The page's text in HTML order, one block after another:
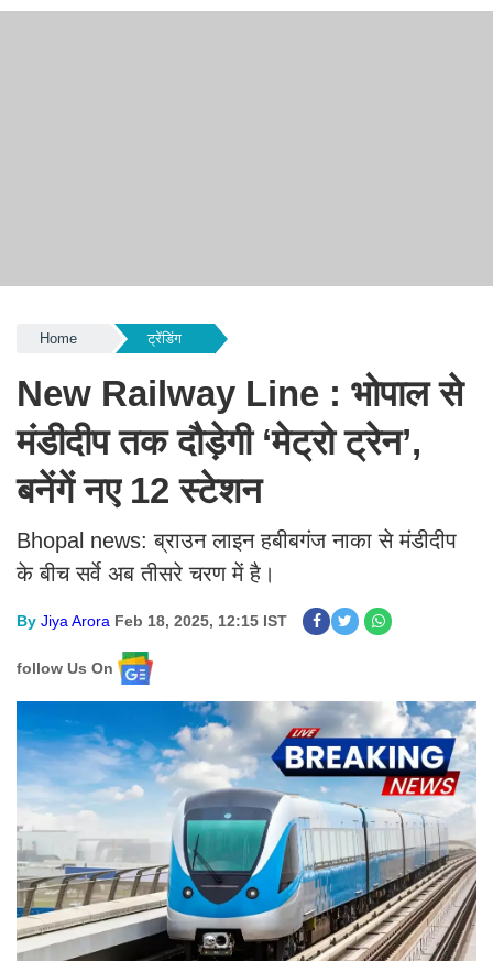
Home ट्रेंडिंग
New Railway Line : भोपाल से
मंडीदीप तक दौड़ेगी ‘मेट्रो ट्रेन’,
बनेंगें नए 12 स्टेशन
Bhopal news: ब्राउन लाइन हबीबगंज नाका से मंडीदीप
के बीच सर्वे अब तीसरे चरण में है।
By Jiya Arora Feb 18, 2025, 12:15 IST
follow Us On